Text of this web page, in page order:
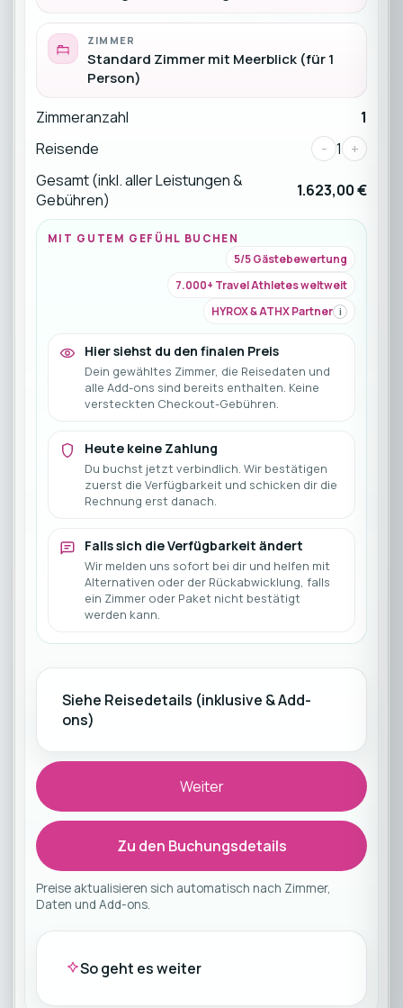
ZIMMER
Standard Zimmer mit Meerblick (für 1
Person)
Zimmeranzahl
1
Reisende
- 1 +
Gesamt (inkl. aller Leistungen &
Gebühren)
1.623,00 €
MIT GUTEM GEFÜHL BUCHEN
5/5 Gästebewertung
7.000+ Travel Athletes weltweit
HYROX & ATHX Partner i
Hier siehst du den finalen Preis
Dein gewähltes Zimmer, die Reisedaten und
alle Add-ons sind bereits enthalten. Keine
versteckten Checkout-Gebühren.
Heute keine Zahlung
Du buchst jetzt verbindlich. Wir bestätigen
zuerst die Verfügbarkeit und schicken dir die
Rechnung erst danach.
Falls sich die Verfügbarkeit ändert
Wir melden uns sofort bei dir und helfen mit
Alternativen oder der Rückabwicklung, falls
ein Zimmer oder Paket nicht bestätigt
werden kann.
Siehe Reisedetails (inklusive & Add-
ons)
Weiter
Zu den Buchungsdetails
Preise aktualisieren sich automatisch nach Zimmer,
Daten und Add-ons.
So geht es weiter